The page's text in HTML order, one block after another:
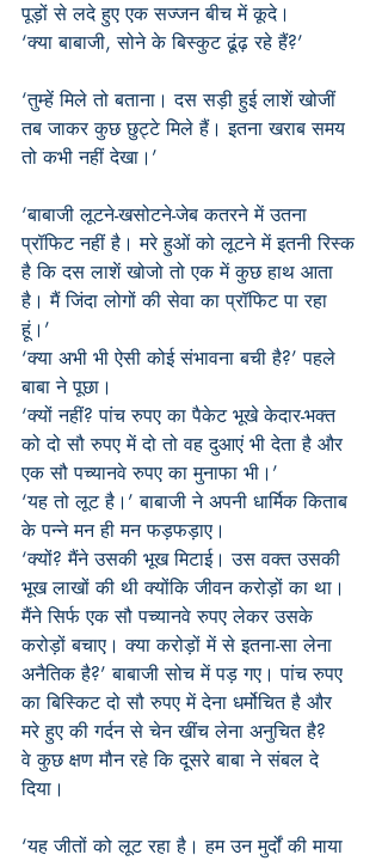
पूड़ों से लदे हुए एक सज्जन बीच में कूदे।
‘क्या बाबाजी, सोने के बिस्कुट ढूंढ़ रहे हैं?’
‘तुम्हें मिले तो बताना। दस सड़ी हुई लाशें खोजीं
तब जाकर कुछ छुट्टे मिले हैं। इतना खराब समय
तो कभी नहीं देखा।’
‘बाबाजी लूटने-खसोटने-जेब कतरने में उतना
प्रॉफिट नहीं है। मरे हुओं को लूटने में इतनी रिस्क
है कि दस लाशें खोजो तो एक में कुछ हाथ आता
है। मैं जिंदा लोगों की सेवा का प्रॉफिट पा रहा
हूं।’
‘क्या अभी भी ऐसी कोई संभावना बची है?’ पहले
बाबा ने पूछा।
‘क्यों नहीं? पांच रुपए का पैकेट भूखे केदार-भक्त
को दो सौ रुपए में दो तो वह दुआएं भी देता है और
एक सौ पच्यानवे रुपए का मुनाफा भी।’
‘यह तो लूट है।’ बाबाजी ने अपनी धार्मिक किताब
के पन्ने मन ही मन फड़फड़ाए।
‘क्यों? मैंने उसकी भूख मिटाई। उस वक्त उसकी
भूख लाखों की थी क्योंकि जीवन करोड़ों का था।
मैंने सिर्फ एक सौ पच्यानवे रुपए लेकर उसके
करोड़ों बचाए। क्या करोड़ों में से इतना-सा लेना
अनैतिक है?’ बाबाजी सोच में पड़ गए। पांच रुपए
का बिस्किट दो सौ रुपए में देना धर्मोचित है और
मरे हुए की गर्दन से चेन खींच लेना अनुचित है?
वे कुछ क्षण मौन रहे कि दूसरे बाबा ने संबल दे
दिया।
‘यह जीतों को लूट रहा है। हम उन मुर्दों की माया